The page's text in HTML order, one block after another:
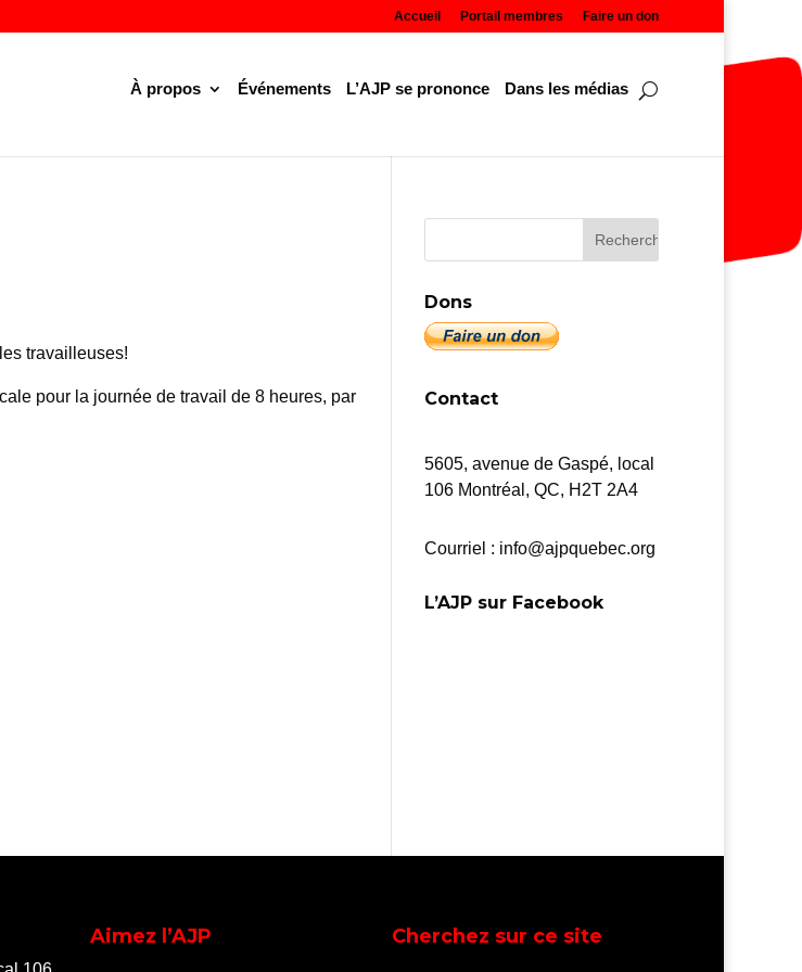
Accueil Portail membres Faire un don
À propos Événements L’AJP se prononce Dans les médias
travailleuses!
pour la journée de travail de 8 heures, par
Dons
Contact
5605, avenue de Gaspé, local
106 Montréal, QC, H2T 2A4
Courriel : info@ajpquebec.org
L’AJP sur Facebook
Aimez l’AJP Cherchez sur ce site